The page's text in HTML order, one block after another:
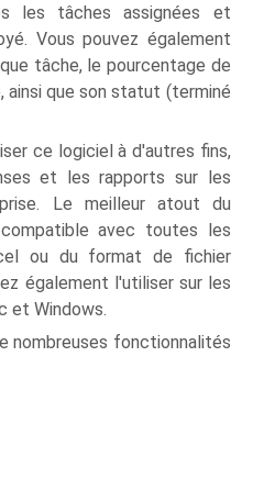
les tâches assignées et
Vous pouvez également
tâche, le pourcentage de
que son statut (terminé
ce logiciel à d'autres fins,
et les rapports sur les
Le meilleur atout du
avec toutes les
ou du format de fichier
également l'utiliser sur les
et Windows.
nombreuses fonctionnalités